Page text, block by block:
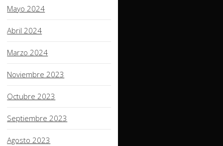
Mayo 2024
Abril 2024
Marzo 2024
Noviembre 2023
Octubre 2023
Septiembre 2023
Agosto 2023